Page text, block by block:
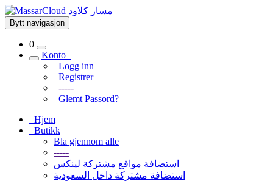
Bytt navigasjon
0
Konto
Logg inn
Registrer
-----
Glemt Passord?
Hjem
Butikk
Bla gjennom alle
-----
استضافة مواقع مشتركة لينكس
استضافة مشتركة داخل السعودية